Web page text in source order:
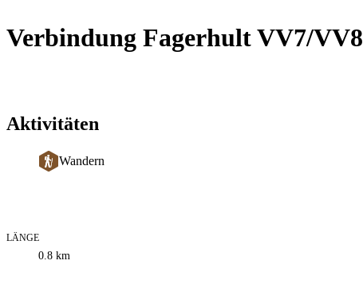
Verbindung Fagerhult VV7/VV8
Aktivitäten
Wandern
Informationen
zum
LÄNGE
0.8 km